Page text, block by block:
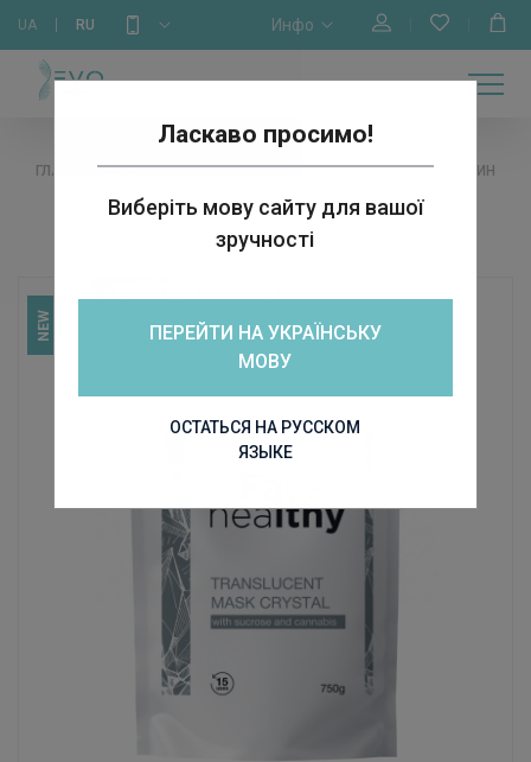
UA RU Инфо
ГЛАВНАЯ
МАГАЗИН
ГЛАВНАЯ ПРОФЕССИОНАЛЬНАЯ КОСМЕТИКА МАСКИ
NEW
Ласкаво просимо!
Виберіть мову сайту для вашої
зручності
ПЕРЕЙТИ НА УКРАЇНСЬКУ
МОВУ
ОСТАТЬСЯ НА РУССКОМ
ЯЗЫКЕ